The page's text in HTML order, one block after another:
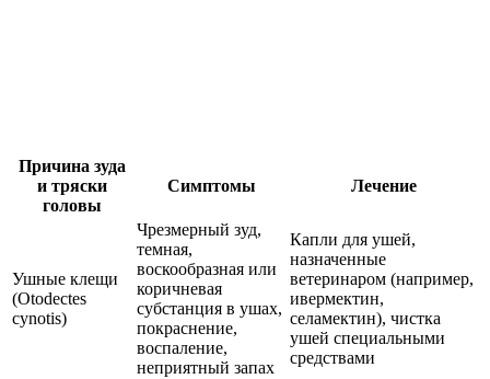
Причина зуда
и тряски
головы
Симптомы Лечение
Ушные клещи
(Otodectes
cynotis)
Чрезмерный зуд,
темная,
воскообразная или
коричневая
субстанция в ушах,
покраснение,
воспаление,
неприятный запах
Капли для ушей,
назначенные
ветеринаром (например,
ивермектин,
селамектин), чистка
ушей специальными
средствами